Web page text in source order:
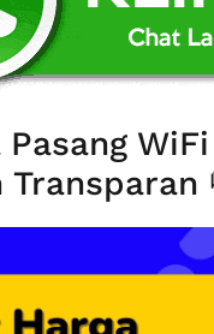
Transparan